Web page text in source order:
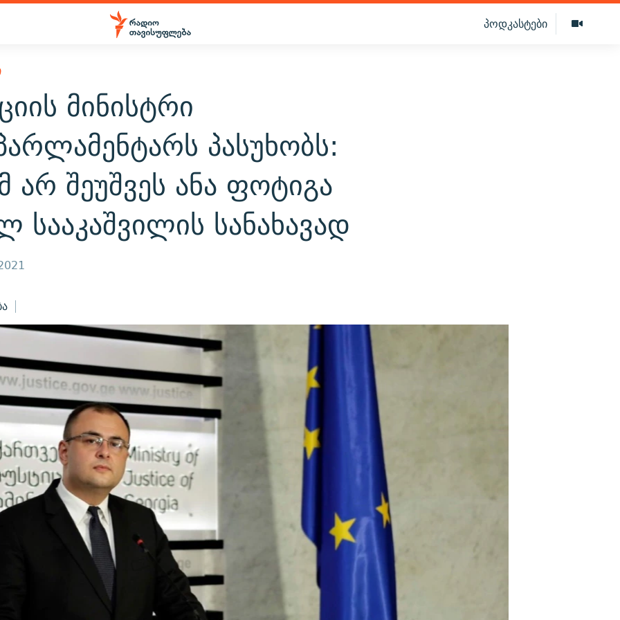
პოდკასტები
მინისტრი
პასუხობს:
არ შეუშვეს ანა ფოტიგა
სააკაშვილის სანახავად